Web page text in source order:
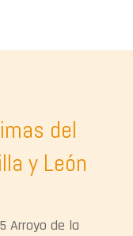
del
y León
Arroyo de la